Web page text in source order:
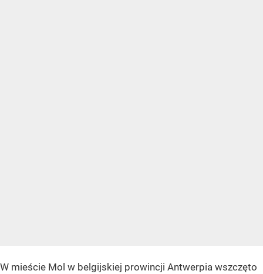
W mieście Mol w belgijskiej prowincji Antwerpia wszczęto